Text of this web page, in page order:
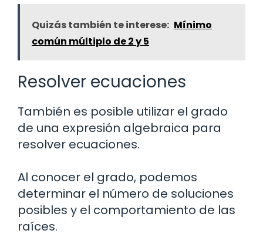
Quizás también te interese: Mínimo
común múltiplo de 2 y 5
Resolver ecuaciones
También es posible utilizar el grado
de una expresión algebraica para
resolver ecuaciones.
Al conocer el grado, podemos
determinar el número de soluciones
posibles y el comportamiento de las
raíces.